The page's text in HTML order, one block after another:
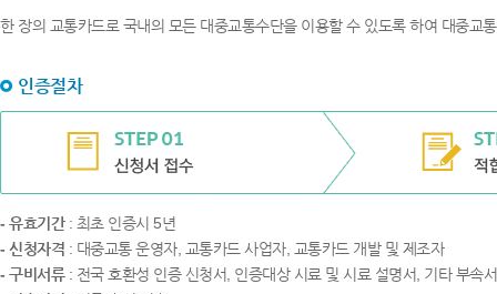
한 장의 교통카드로 국내의 모든 대중교통수단을 이용할 수 있도록 하여 대중교
인증절차
- 유효기간: 최초 인증시 5년
- 신청자격 : 대중교통 운영자, 교통카드 사업자, 교통카드 개발 및 제조자
- 구비서류: 전국 호환성 인증 신청서, 인증대상 시료 및 시료 설명서, 기타 부속